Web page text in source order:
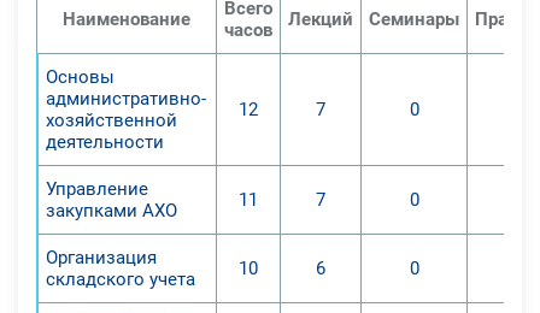
прочных знаний, умений и
практических навыков:
- при исследовании экономических
показателей, факторов и причин
планов и контроле, за ходом их
выполнения;
-при объективной оценке
эффективности хозяйственной
Наименование
Всего
часов
Лекций Семинары
Основы
административно-
хозяйственной
деятельности
12 7 0
Управление
закупками АХО
11 7 0
Организация
складского учета
10 6 0